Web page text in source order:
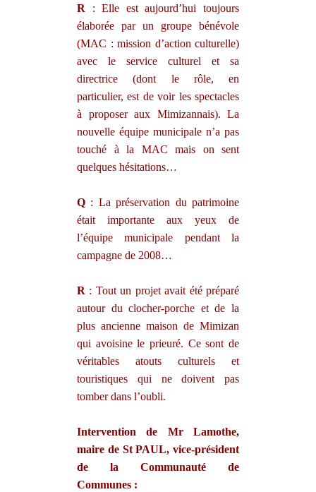
R
: Elle est aujourd’hui toujours
élaborée par un groupe bénévole
(MAC : mission d’action culturelle)
avec le service culturel et sa
directrice (dont le rôle, en
particulier, est de voir les spectacles
à proposer aux Mimizannais). La
nouvelle équipe municipale n’a pas
touché à la MAC mais on sent
quelques hésitations…
Q : La préservation du patrimoine
était importante aux yeux de
l’équipe municipale pendant la
campagne de 2008…
R : Tout un projet avait été préparé
autour du clocher-porche et de la
plus ancienne maison de Mimizan
qui avoisine le prieuré. Ce sont de
véritables atouts culturels et
touristiques qui ne doivent pas
tomber dans l’oubli.
Intervention de Mr Lamothe,
maire de St PAUL, vice-président
de la Communauté de
Communes :